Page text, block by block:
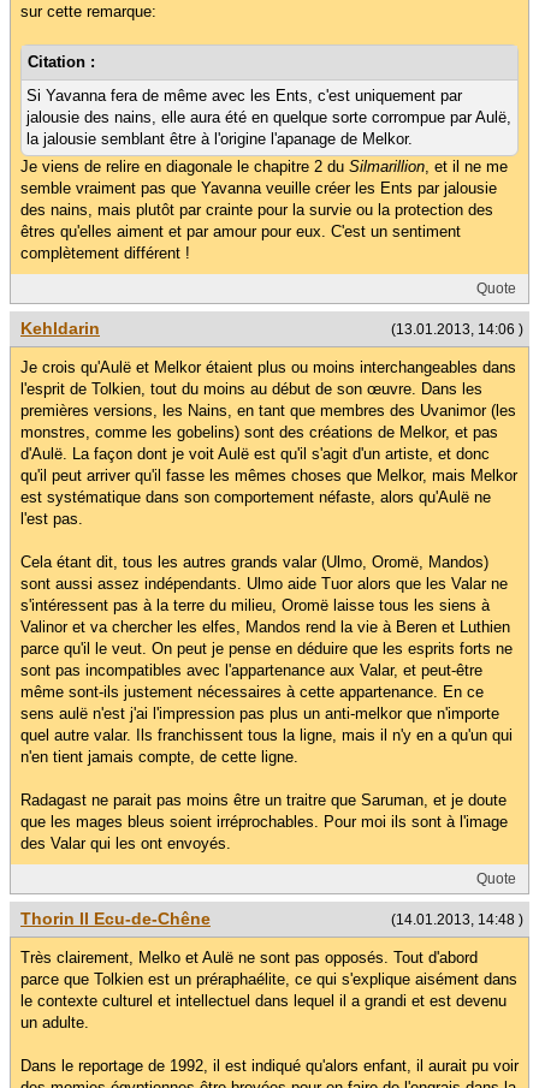
sur cette remarque:
Citation :
Si Yavanna fera de même avec les Ents, c'est uniquement par
jalousie des nains, elle aura été en quelque sorte corrompue par Aulë,
la jalousie semblant être à l'origine l'apanage de Melkor.
Je viens de relire en diagonale le chapitre 2 du Silmarillion, et il ne me
semble vraiment pas que Yavanna veuille créer les Ents par jalousie
des nains, mais plutôt par crainte pour la survie ou la protection des
êtres qu'elles aiment et par amour pour eux. C'est un sentiment
complètement différent !
Quote
(13.01.2013, 14:06 )
Kehldarin
Je crois qu'Aulë et Melkor étaient plus ou moins interchangeables dans
l'esprit de Tolkien, tout du moins au début de son œuvre. Dans les
premières versions, les Nains, en tant que membres des Uvanimor (les
monstres, comme les gobelins) sont des créations de Melkor, et pas
d'Aulë. La façon dont je voit Aulë est qu'il s'agit d'un artiste, et donc
qu'il peut arriver qu'il fasse les mêmes choses que Melkor, mais Melkor
est systématique dans son comportement néfaste, alors qu'Aulë ne
l'est pas.
Cela étant dit, tous les autres grands valar (Ulmo, Oromë, Mandos)
sont aussi assez indépendants. Ulmo aide Tuor alors que les Valar ne
s'intéressent pas à la terre du milieu, Oromë laisse tous les siens à
Valinor et va chercher les elfes, Mandos rend la vie à Beren et Luthien
parce qu'il le veut. On peut je pense en déduire que les esprits forts ne
sont pas incompatibles avec l'appartenance aux Valar, et peut-être
même sont-ils justement nécessaires à cette appartenance. En ce
sens aulë n'est j'ai l'impression pas plus un anti-melkor que n'importe
quel autre valar. Ils franchissent tous la ligne, mais il n'y en a qu'un qui
n'en tient jamais compte, de cette ligne.
Radagast ne parait pas moins être un traitre que Saruman, et je doute
que les mages bleus soient irréprochables. Pour moi ils sont à l'image
des Valar qui les ont envoyés.
Quote
(14.01.2013, 14:48 )
Thorin II Ecu-de-Chêne
Très clairement, Melko et Aulë ne sont pas opposés. Tout d'abord
parce que Tolkien est un préraphaélite, ce qui s'explique aisément dans
le contexte culturel et intellectuel dans lequel il a grandi et est devenu
un adulte.
Dans le reportage de 1992, il est indiqué qu'alors enfant, il aurait pu voir